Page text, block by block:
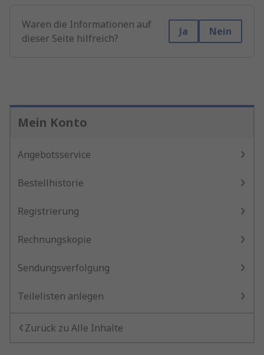
Waren die Informationen auf
dieser Seite hilfreich?
Ja Nein
Mein Konto
Angebotsservice
Bestellhistorie
Registrierung
Rechnungskopie
Sendungsverfolgung
Teilelisten anlegen
Zurück zu Alle Inhalte